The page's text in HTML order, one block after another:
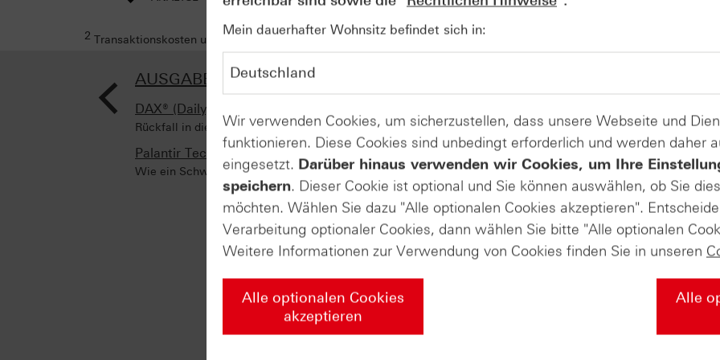
2 Transaktionskosten und Ihr Depotpreis (soweit diese anfallen) sind in der Darstellung nicht berücksichtigt und
< AUSGABE VOM 10.12.2024
DAX® (Daily)
Rückfall in die Bollinger Bänder
Palantir Technologies (Weekly)
Wie ein Schweizer Uhrwerk
Wo
Aktien/
Durchatmen ist angesagt
Continental (Monthly)
Chart + Modelle: Das Beste aus 2 Welten
Mein dauerhafter Wohnsitz befindet sich in:
Wir verwenden Cookies, um sicherzustellen, dass unsere Webseite und
funktionieren. Diese Cookies sind unbedingt erforderlich und werden daher
eingesetzt. Darüber hinaus verwenden wir Cookies, um Ihre
speichern. Dieser Cookie ist optional und Sie können auswählen, ob Sie
möchten. Wählen Sie dazu "Alle optionalen Cookies akzeptieren".
Verarbeitung optionaler Cookies, dann wählen Sie bitte "Alle optionalen
Weitere Informationen zur Verwendung von Cookies finden Sie in unseren
Alle optionalen Cookies
akzeptieren
Alle